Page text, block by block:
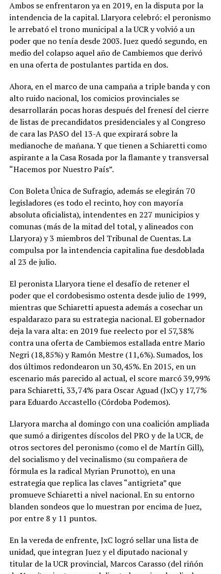
Ambos se enfrentaron ya en 2019, en la disputa por la
intendencia de la capital. Llaryora celebró: el peronismo
le arrebató el trono municipal a la UCR y volvió a un
poder que no tenía desde 2003. Juez quedó segundo, en
medio del colapso aquel año de Cambiemos que derivó
en una oferta de postulantes partida en dos.
Ahora, en el marco de una campaña a triple banda y con
alto ruido nacional, los comicios provinciales se
desarrollarán pocas horas después del frenesí del cierre
de listas de precandidatos presidenciales y al Congreso
de cara las PASO del 13-A que expirará sobre la
medianoche de mañana. Y que tienen a Schiaretti como
aspirante a la Casa Rosada por la flamante y transversal
“Hacemos por Nuestro País”.
Con Boleta Única de Sufragio, además se elegirán 70
legisladores (es todo el recinto, hoy con mayoría
absoluta oficialista), intendentes en 227 municipios y
comunas (más de la mitad del total, y alineados con
Llaryora) y 3 miembros del Tribunal de Cuentas. La
compulsa por la intendencia capitalina fue desdoblada
al 23 de julio.
El peronista Llaryora tiene el desafío de retener el
poder que el cordobesismo ostenta desde julio de 1999,
mientras que Schiaretti apuesta además a cosechar un
espaldarazo para su estrategia nacional. El gobernador
deja la vara alta: en 2019 fue reelecto por el 57,38%
contra una oferta de Cambiemos estallada entre Mario
Negri (18,85%) y Ramón Mestre (11,6%). Sumados, los
dos últimos redondearon un 30,45%. En 2015, en un
escenario más parecido al actual, el score marcó 39,99%
para Schiaretti, 33,74% para Oscar Aguad (JxC) y 17,7%
para Eduardo Accastello (Córdoba Podemos).
Llaryora marcha al domingo con una coalición ampliada
que sumó a dirigentes díscolos del PRO y de la UCR, de
otros sectores del peronismo (como el de Martín Gill),
del socialismo y del vecinalismo (su compañera de
fórmula es la radical Myrian Prunotto), en una
estrategia que replica las claves “antigrieta” que
promueve Schiaretti a nivel nacional. En su entorno
blanden sondeos que lo muestran por encima de Juez,
por entre 8 y 11 puntos.
En la vereda de enfrente, JxC logró sellar una lista de
unidad, que integran Juez y el diputado nacional y
titular de la UCR provincial, Marcos Carasso (del riñón